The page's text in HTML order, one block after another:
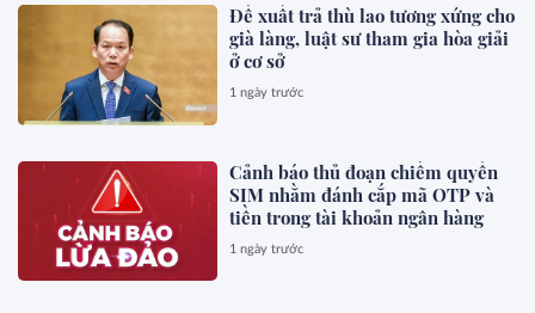
Đề xuất trả thù lao tương xứng cho
già làng, luật sư tham gia hòa giải
ở cơ sở
1 ngày trước
Cảnh báo thủ đoạn chiếm quyền
SIM nhằm đánh cắp mã OTP và
tiền trong tài khoản ngân hàng
1 ngày trước